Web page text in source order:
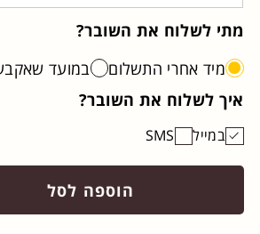
מתי לשלוח את השובר?
מיד אחרי התשלום
במועד
איך לשלוח את השובר?
במייל SMS
הוספה לסל